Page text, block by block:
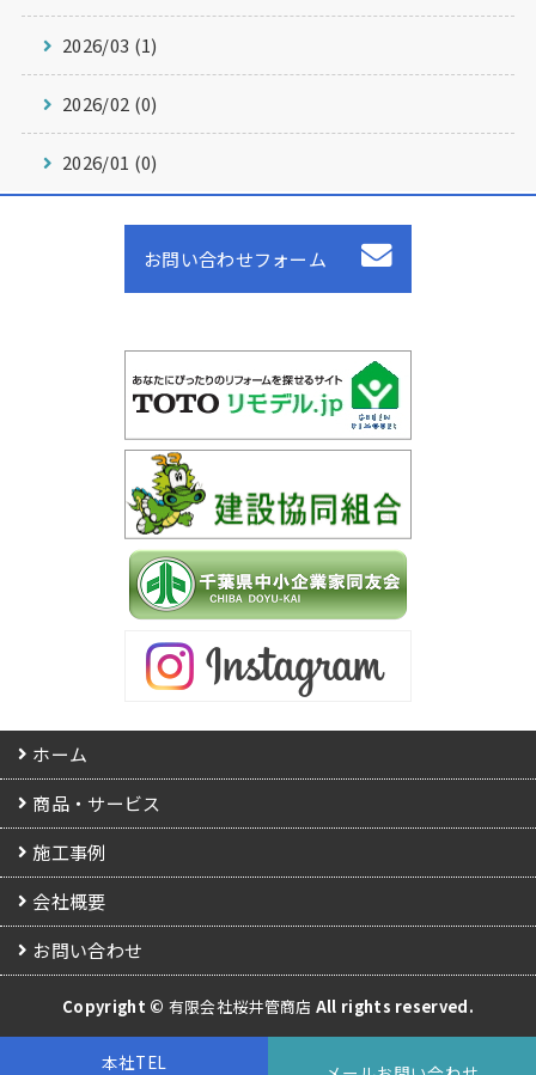
2026/03 (1)
2026/02 (0)
2026/01 (0)
お問い合わせフォーム
本社TEL
ホーム
商品・サービス
施工事例
会社概要
お問い合わせ
Copyright © 有限会社桜井管商店 All rights reserved.